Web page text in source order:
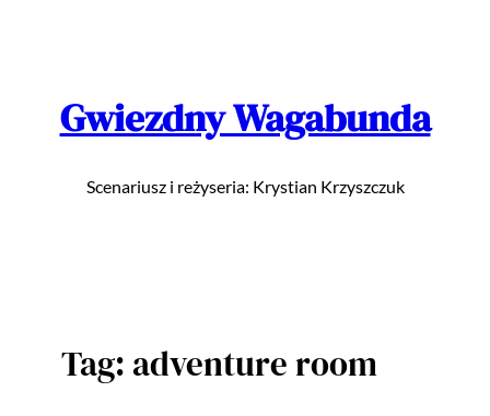
Gwiezdny Wagabunda
Scenariusz i reżyseria: Krystian Krzyszczuk
Tag: adventure room